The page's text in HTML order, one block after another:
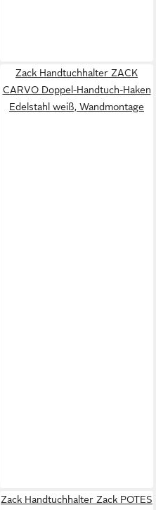
Zack Handtuchhalter ZACK
CARVO Doppel-Handtuch-Haken
Edelstahl weiß, Wandmontage
Zack Handtuchhalter Zack POTES